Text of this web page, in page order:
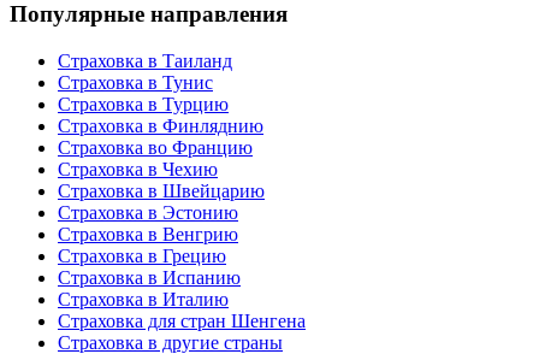
Популярные направления
Страховка в Таиланд
Страховка в Тунис
Страховка в Турцию
Страховка в Финляднию
Страховка во Францию
Страховка в Чехию
Страховка в Швейцарию
Страховка в Эстонию
Страховка в Венгрию
Страховка в Грецию
Страховка в Испанию
Страховка в Италию
Страховка для стран Шенгена
Страховка в другие страны